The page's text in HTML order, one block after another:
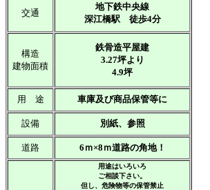
交通
地下鉄中央線
深江橋駅 徒歩4分
構造
建物面積
鉄骨造平屋建
3.27坪より
4.9坪
用 途 車庫及び商品保管等に
設備 別紙、参照
道路 6ｍ×8ｍ道路の角地！
用途はいろいろ
ご相談下さい。
但し、危険物等の保管禁止